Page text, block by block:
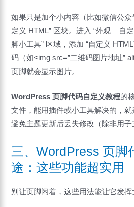
如果只是加个小内容（比如微信公众
定义 HTML” 区块。进入 “外观 – 自
脚小工具” 区域，添加 “自定义
码（如<img src=”二维码图片地址”
页脚就会显示图片。
WordPress 页脚代码自定义教程的
文件，能用插件或小工具解决的，就
避免主题更新后丢失修改（除非用子
三、WordPress 页脚
途：这些功能超实用
别让页脚闲着，这些用法能让它发挥